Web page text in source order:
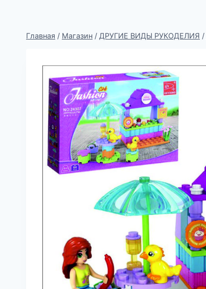
Главная / Магазин / ДРУГИЕ ВИДЫ РУКОДЕЛИЯ /